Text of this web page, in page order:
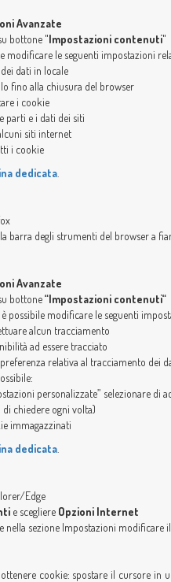
Avanzate
bottone "Impostazioni contenuti"
modificare le seguenti impostazioni
dati in locale
fino alla chiusura del browser
i cookie
parti e i dati dei siti
siti internet
i cookie
dedicata
barra degli strumenti del browser a
Avanzate
bottone“Impostazioni contenuti“
è possibile modificare le seguenti
alcun tracciamento
ad essere tracciato
relativa al tracciamento dei
personalizzate” selezionare
chiedere ogni volta)
immagazzinati
dedicata
Edge
e scegliere Opzioni Internet
e nella sezione Impostazioni modificare
cookie: spostare il cursore